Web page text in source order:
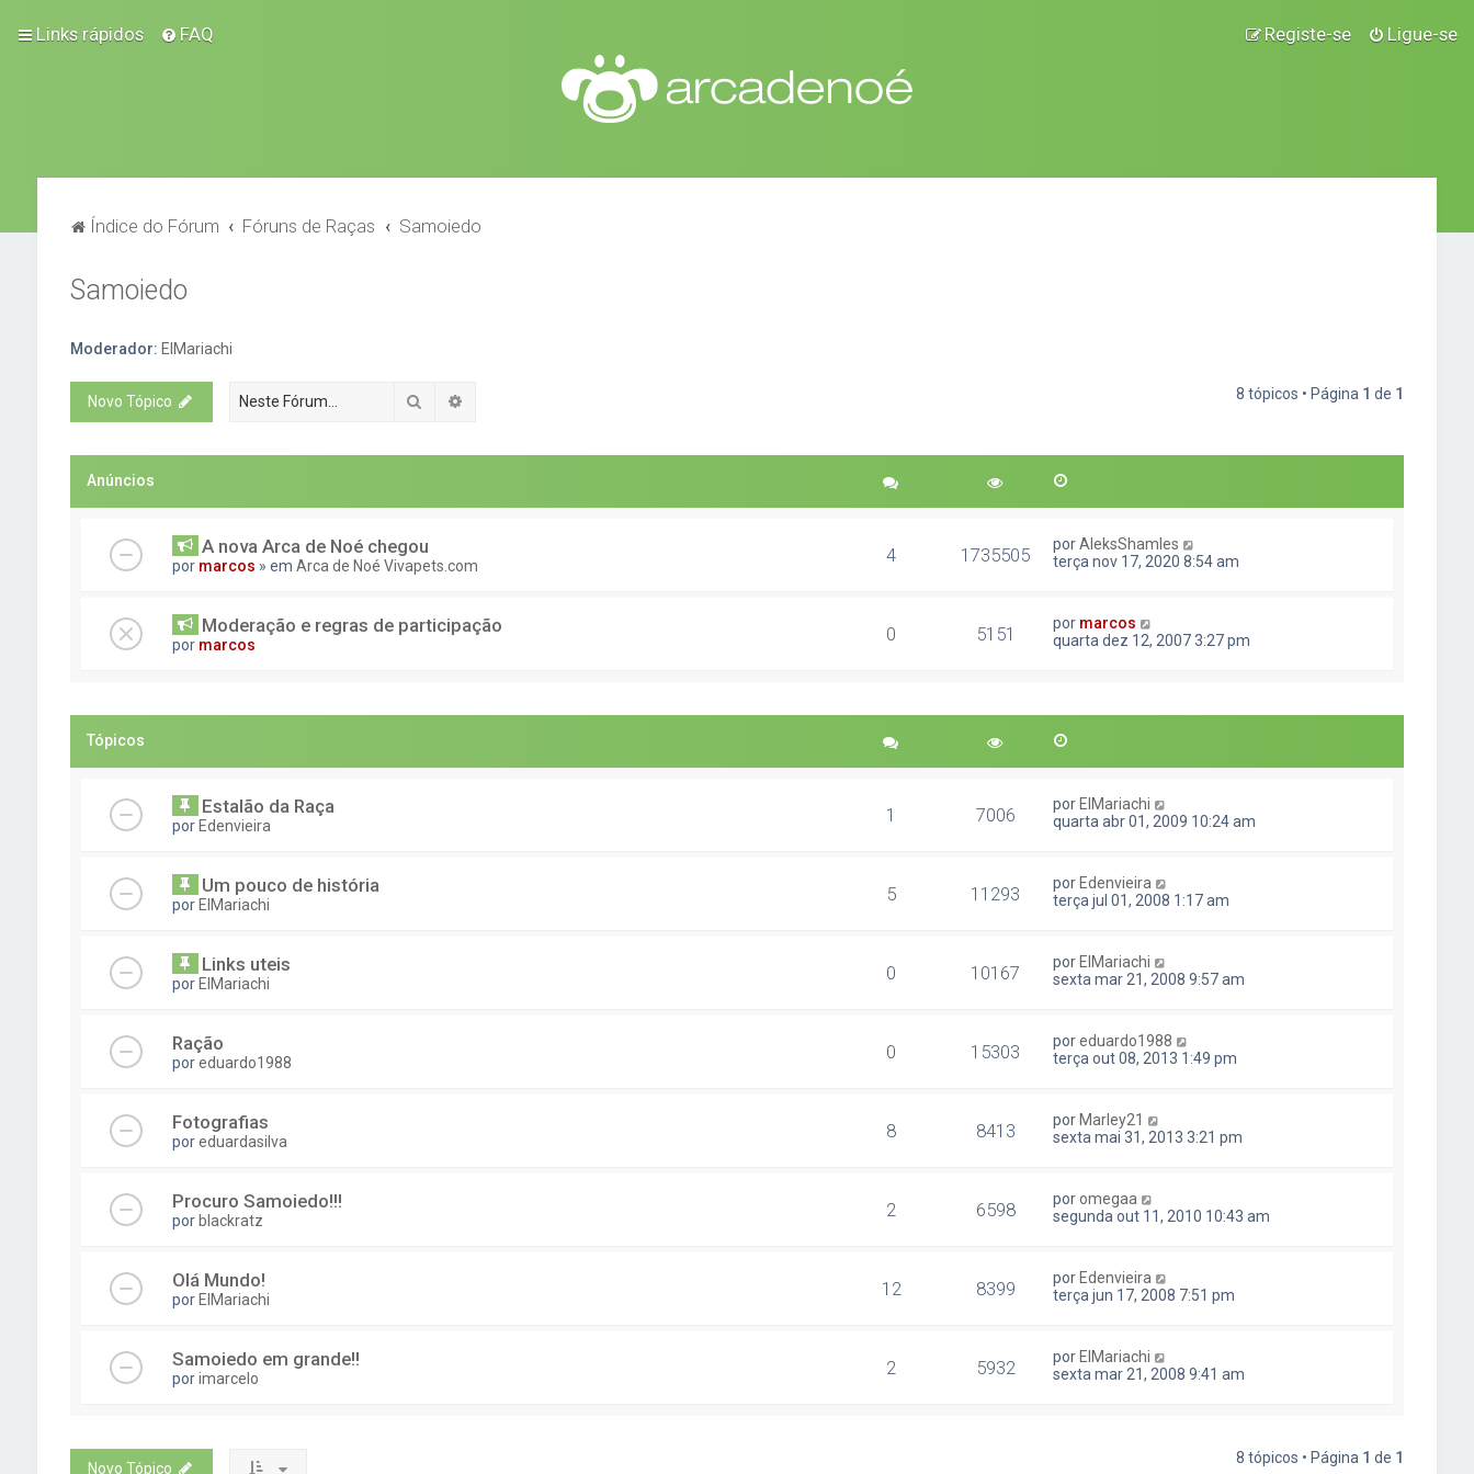
Links rápidos FAQ Ligue-se
Registe-se
Índice do Fórum Fóruns de Raças Samoiedo
Samoiedo
Moderador: ElMariachi
Novo Tópico Pesquisar 8 tópicos • Página 1 de 1
Anúncios
A nova Arca de Noé chegou
por marcos » em Arca de Noé Vivapets.com 4 1735505 porAleksShamles
terça nov 17, 2020 8:54 am
Moderação e regras de participação
por marcos 0 5151 por marcos
quarta dez 12, 2007 3:27 pm
Tópicos
Estalão da Raça
por Edenvieira 1 7006 por ElMariachi
quarta abr 01, 2009 10:24 am
Um pouco de história
por ElMariachi 5 11293 por Edenvieira
terça jul 01, 2008 1:17 am
Links uteis
por ElMariachi 0 10167 por ElMariachi
sexta mar 21, 2008 9:57 am
Ração
poreduardo1988 0 15303 poreduardo1988
terça out 08, 2013 1:49 pm
Fotografias
poreduardasilva 8 8413 por Marley21
sexta mai 31, 2013 3:21 pm
Procuro Samoiedo!!!
por blackratz 2 6598 poromegaa
segunda out 11, 2010 10:43 am
Olá Mundo!
por ElMariachi 12 8399 por Edenvieira
terça jun 17, 2008 7:51 pm
Samoiedo em grande!!
porimarcelo 2 5932 por ElMariachi
sexta mar 21, 2008 9:41 am
Novo Tópico
8 tópicos • Página 1 de 1